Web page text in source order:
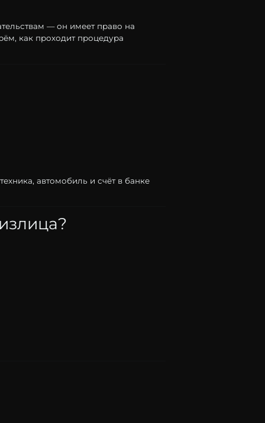
—он имеет право на
как проходит процедура
техника, автомобиль и счёт в банке